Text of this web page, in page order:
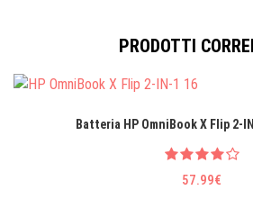
PRODOTTI
Batteria HP OmniBook X Flip 2-
57.99€